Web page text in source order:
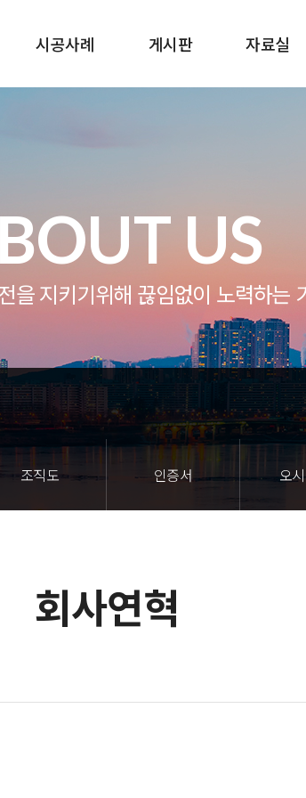
시공사례 게시판 자료실
US
을 지키기위해 끊임없이 노력하는
조직도 인증서 오
회사연혁